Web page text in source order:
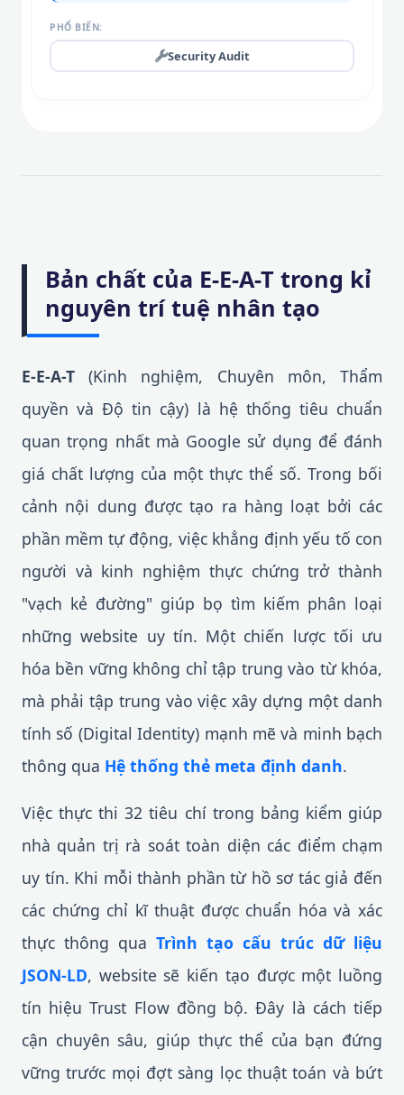
PHỔ BIẾN:
Security Audit
Bản chất của E-E-A-T trong kỉ
nguyên trí tuệ nhân tạo
E-E-A-T (Kinh nghiệm, Chuyên môn, Thẩm
quyền và Độ tin cậy) là hệ thống tiêu chuẩn
quan trọng nhất mà Google sử dụng để đánh
giá chất lượng của một thực thể số. Trong bối
cảnh nội dung được tạo ra hàng loạt bởi các
phần mềm tự động, việc khẳng định yếu tố con
người và kinh nghiệm thực chứng trở thành
"vạch kẻ đường" giúp bọ tìm kiếm phân loại
những website uy tín. Một chiến lược tối ưu
hóa bền vững không chỉ tập trung vào từ khóa,
mà phải tập trung vào việc xây dựng một danh
tính số (Digital Identity) mạnh mẽ và minh bạch
thông qua Hệ thống thẻ meta định danh.
Việc thực thi 32 tiêu chí trong bảng kiểm giúp
nhà quản trị rà soát toàn diện các điểm chạm
uy tín. Khi mỗi thành phần từ hồ sơ tác giả đến
các chứng chỉ kĩ thuật được chuẩn hóa và xác
thực thông qua Trình tạo cấu trúc dữ liệu
JSON-LD, website sẽ kiến tạo được một luồng
tín hiệu Trust Flow đồng bộ. Đây là cách tiếp
cận chuyên sâu, giúp thực thể của bạn đứng
vững trước mọi đợt sàng lọc thuật toán và bứt